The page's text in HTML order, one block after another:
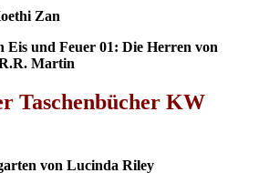
Zan
Eis und Feuer 01: Die Herren von
Martin
Taschenbücher KW
von Lucinda Riley